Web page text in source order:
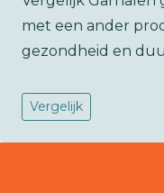
met een ander
gezondheid en
Vergelijk